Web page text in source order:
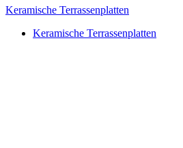
Keramische Terrassenplatten
Keramische Terrassenplatten